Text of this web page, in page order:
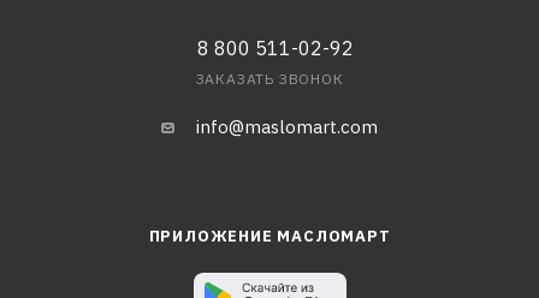
8 800 511-02-92
ЗАКАЗАТЬ ЗВОНОК
info@maslomart.com
ПРИЛОЖЕНИЕ МАСЛОМАРТ